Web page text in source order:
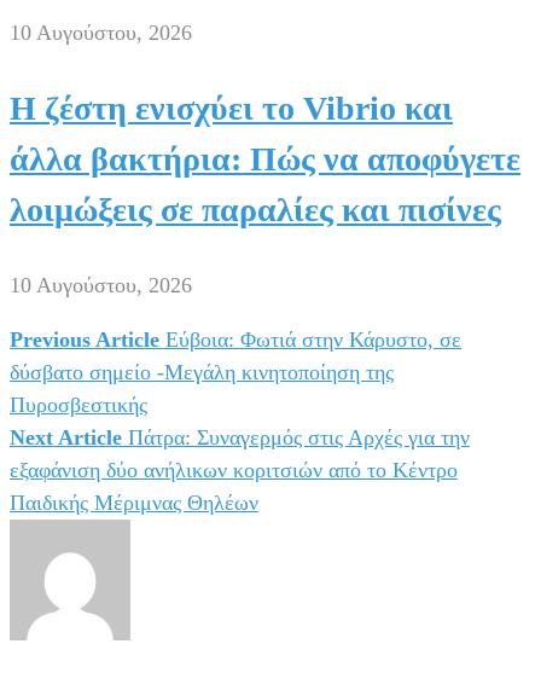
10 Αυγούστου, 2026
Η ζέστη ενισχύει το Vibrio και
άλλα βακτήρια: Πώς να αποφύγετε
λοιμώξεις σε παραλίες και πισίνες
10 Αυγούστου, 2026
Πλοήγηση
άρθρων
Previous Article Εύβοια: Φωτιά στην Κάρυστο, σε
δύσβατο σημείο -Μεγάλη κινητοποίηση της
Πυροσβεστικής
Next Article Πάτρα: Συναγερμός στις Αρχές για την
εξαφάνιση δύο ανήλικων κοριτσιών από το Κέντρο
Παιδικής Μέριμνας Θηλέων